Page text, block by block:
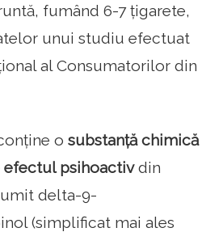
fumând 6-7 țigarete,
unui studiu efectuat
al Consumatorilor din
o substanță chimică
efectul psihoactivdin
delta-9-
(simplificat mai ales